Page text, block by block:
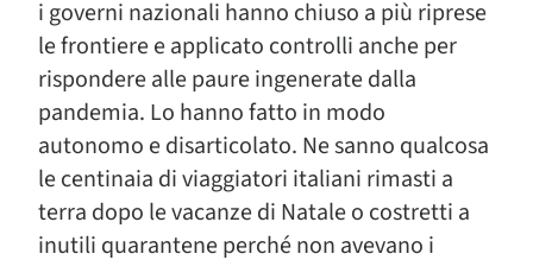
i governi nazionali hanno chiuso a più riprese
le frontiere e applicato controlli anche per
rispondere alle paure ingenerate dalla
pandemia. Lo hanno fatto in modo
autonomo e disarticolato. Ne sanno qualcosa
le centinaia di viaggiatori italiani rimasti a
terra dopo le vacanze di Natale o costretti a
inutili quarantene perché non avevano i